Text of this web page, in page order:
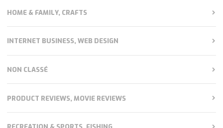
HOME & FAMILY, CRAFTS
INTERNET BUSINESS, WEB DESIGN
NON CLASSÉ
PRODUCT REVIEWS, MOVIE REVIEWS